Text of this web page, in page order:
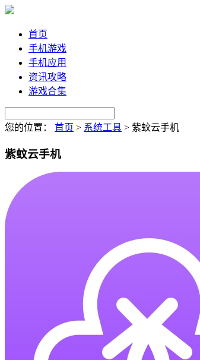
首页
手机游戏
手机应用
资讯攻略
游戏合集
您的位置： 首页 > 系统工具 > 紫蚊云手机
紫蚊云手机